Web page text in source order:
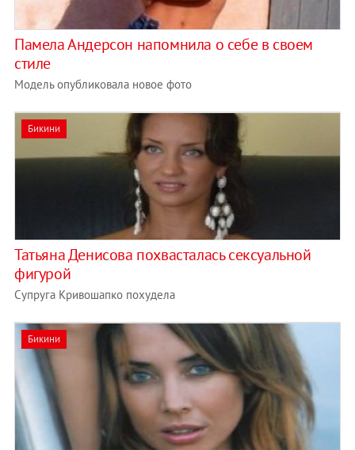
Памела Андерсон напомнила о себе в своем
стиле
Модель опубликовала новое фото
Бикини
Татьяна Денисова похвасталась сексуальной
фигурой
Супруга Кривошапко похудела
Бикини